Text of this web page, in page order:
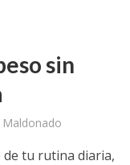
sin
Maldonado
tu rutina diaria,